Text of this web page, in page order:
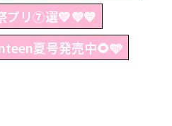
プリ⑦選💛💜💙
夏号発売中🌻🩵